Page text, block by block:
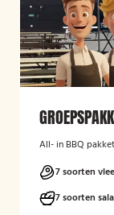
All- in BBQ
7 soorten
7 soorten